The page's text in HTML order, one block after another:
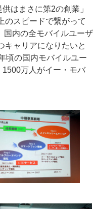
はまさに第2の創業」
のスピードで繋がって
国内の全モバイルユーザ
キャリアになりたいと
頃の国内モバイルユー
万人がイー・モバ